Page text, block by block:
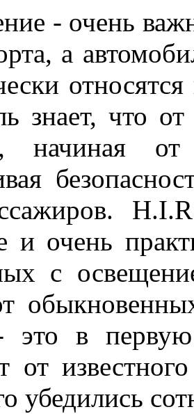
- очень
а
знает, что
начиная
и очень
с
в первую
от
убедились